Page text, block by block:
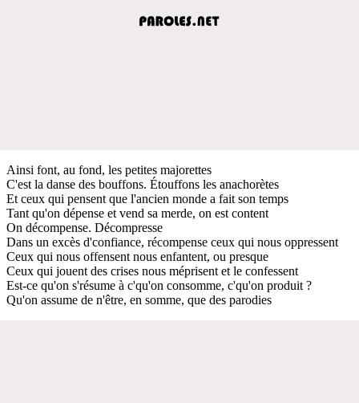
Ainsi font, au fond, les petites majorettes
C'est la danse des bouffons. Étouffons les anachorètes
Et ceux qui pensent que l'ancien monde a fait son temps
Tant qu'on dépense et vend sa merde, on est content
On décompense. Décompresse
Dans un excès d'confiance, récompense ceux qui nous oppressent
Ceux qui nous offensent nous enfantent, ou presque
Ceux qui jouent des crises nous méprisent et le confessent
Est-ce qu'on s'résume à c'qu'on consomme, c'qu'on produit ?
Qu'on assume de n'être, en somme, que des parodies